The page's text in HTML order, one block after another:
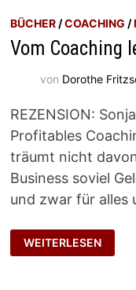
BÜCHER/COACHING /
Vom Coaching
von Dorothe
REZENSION:
Profitables
träumt nicht
Business soviel
und zwar für alles
VOM
COACHING
LEBEN
WEITERLESEN